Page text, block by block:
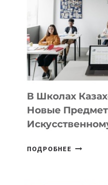
VELOCITY
BY
MOST
—
ДЛЯ
В Школах
Новые
ПОДРОБНЕЕ